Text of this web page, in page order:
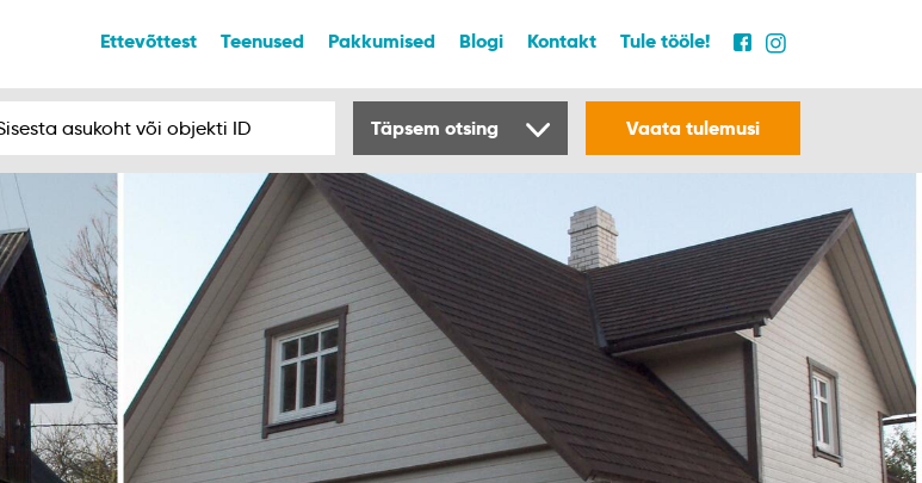
Ettevõttest Teenused Pakkumised Blogi Kontakt Tule tööle!
Täpsem otsing